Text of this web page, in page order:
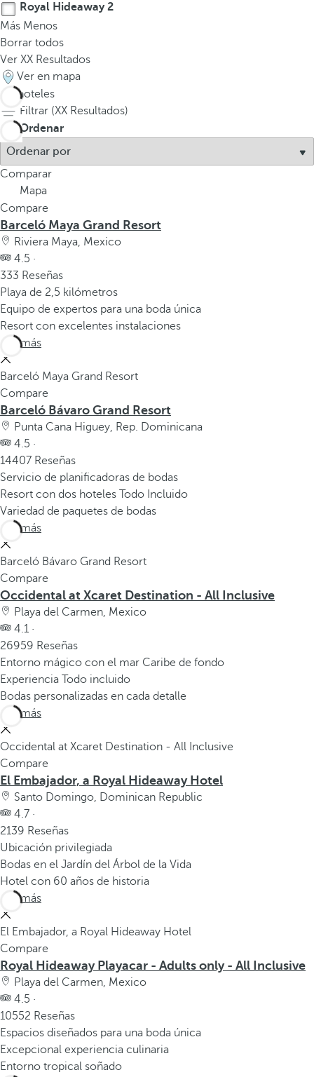
Royal Hideaway2
Más Menos
Borrar todos
Ver XX Resultados
Ver en mapa
hoteles
Filtrar (XX Resultados)
Ordenar
Comparar
Mapa
Compare
Barceló Maya Grand Resort
Riviera Maya, Mexico
4.5 ·
333 Reseñas
Playa de 2,5 kilómetros
Equipo de expertos para una boda única
Resort con excelentes instalaciones
Ver más
Barceló Maya Grand Resort
Compare
Barceló Bávaro Grand Resort
Punta Cana Higuey, Rep. Dominicana
4.5 ·
14407 Reseñas
Servicio de planificadoras de bodas
Resort con dos hoteles Todo Incluido
Variedad de paquetes de bodas
Ver más
Barceló Bávaro Grand Resort
Compare
Occidental at Xcaret Destination - All Inclusive
Playa del Carmen, Mexico
4.1 ·
26959 Reseñas
Entorno mágico con el mar Caribe de fondo
Experiencia Todo incluido
Bodas personalizadas en cada detalle
Ver más
Occidental at Xcaret Destination - All Inclusive
Compare
El Embajador, a Royal Hideaway Hotel
Santo Domingo, Dominican Republic
4.7 ·
2139 Reseñas
Ubicación privilegiada
Bodas en el Jardín del Árbol de la Vida
Hotel con 60 años de historia
Ver más
El Embajador, a Royal Hideaway Hotel
Compare
Royal Hideaway Playacar - Adults only - All Inclusive
Playa del Carmen, Mexico
4.5 ·
10552 Reseñas
Espacios diseñados para una boda única
Excepcional experiencia culinaria
Entorno tropical soñado